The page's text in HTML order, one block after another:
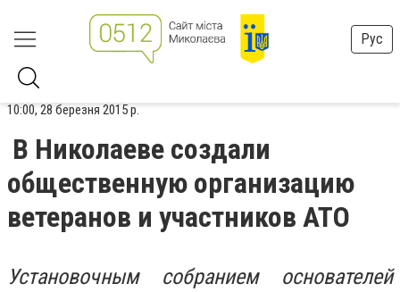
Рус
10:00, 28 березня 2015 р.
В Николаеве создали
общественную организацию
ветеранов и участников АТО
Установочным собранием основателей